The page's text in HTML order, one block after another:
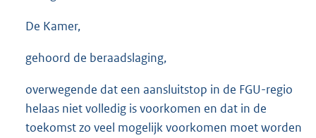
De Kamer,
gehoord de beraadslaging,
overwegende dat een aansluitstop in de FGU-regio
helaas niet volledig is voorkomen en dat in de
toekomst zo veel mogelijk voorkomen moet worden